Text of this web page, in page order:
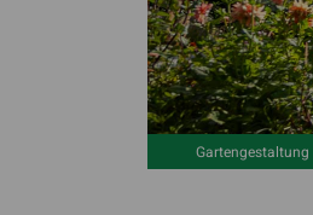
Gartengestaltung